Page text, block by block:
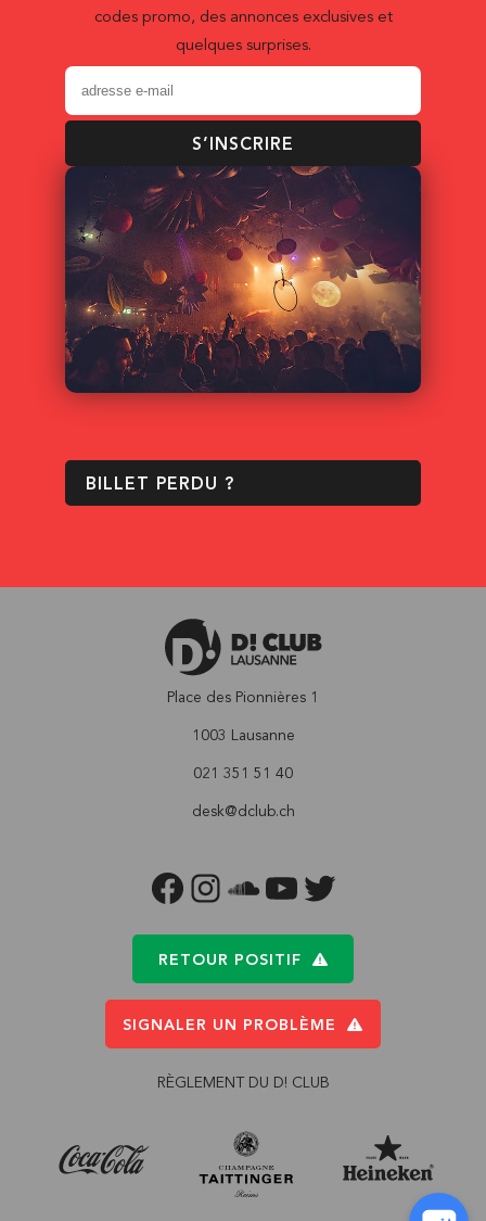
codes promo, des annonces exclusives et
quelques surprises.
S’INSCRIRE
BILLET PERDU ?
Place des Pionnières 1
1003 Lausanne
021 351 51 40
desk@dclub.ch
FACEBOOKINSTAGRAM
SOUNDCLOUD
YOUTUBETWITTER
RETOUR POSITIF
SIGNALER UN PROBLÈME
RÈGLEMENT DU D! CLUB